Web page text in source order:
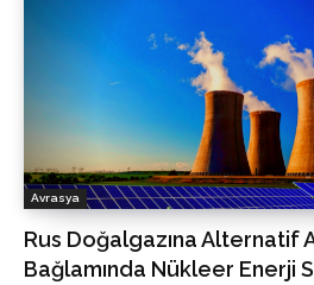
Avrasya
Rus Doğalgazına Alternatif
Bağlamında Nükleer Enerji